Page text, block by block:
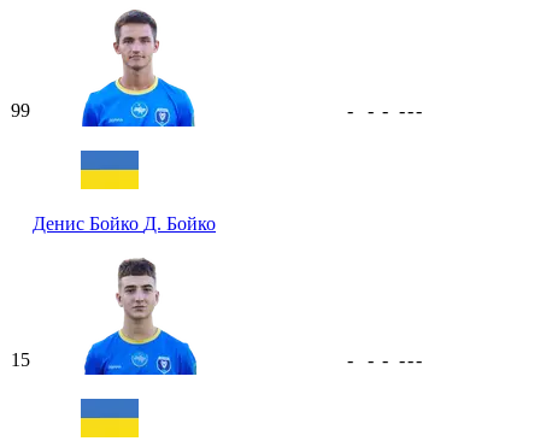
99
Денис Бойко Д. Бойко
- - - ---
15 - - - ---